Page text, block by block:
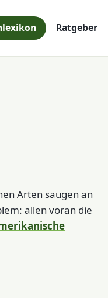
Ratgeber
Arten saugen an
allen voran die